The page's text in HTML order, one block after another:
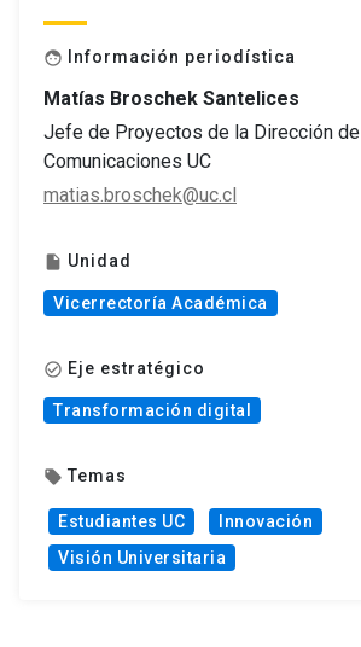
face Información periodística
Matías Broschek Santelices
Jefe de Proyectos de la Dirección de
Comunicaciones UC
matias.broschek@uc.cl
insert_drive_file Unidad
Vicerrectoría Académica
check_circle_outline Eje estratégico
Transformación digital
local_offer Temas
Estudiantes UC
Innovación
Visión Universitaria